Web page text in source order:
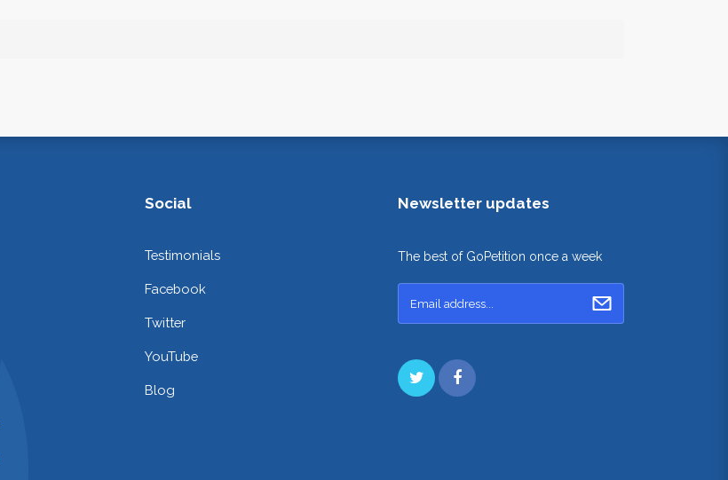
Social
Testimonials
Facebook
Twitter
YouTube
Blog
Newsletter updates
The best of GoPetition once a week